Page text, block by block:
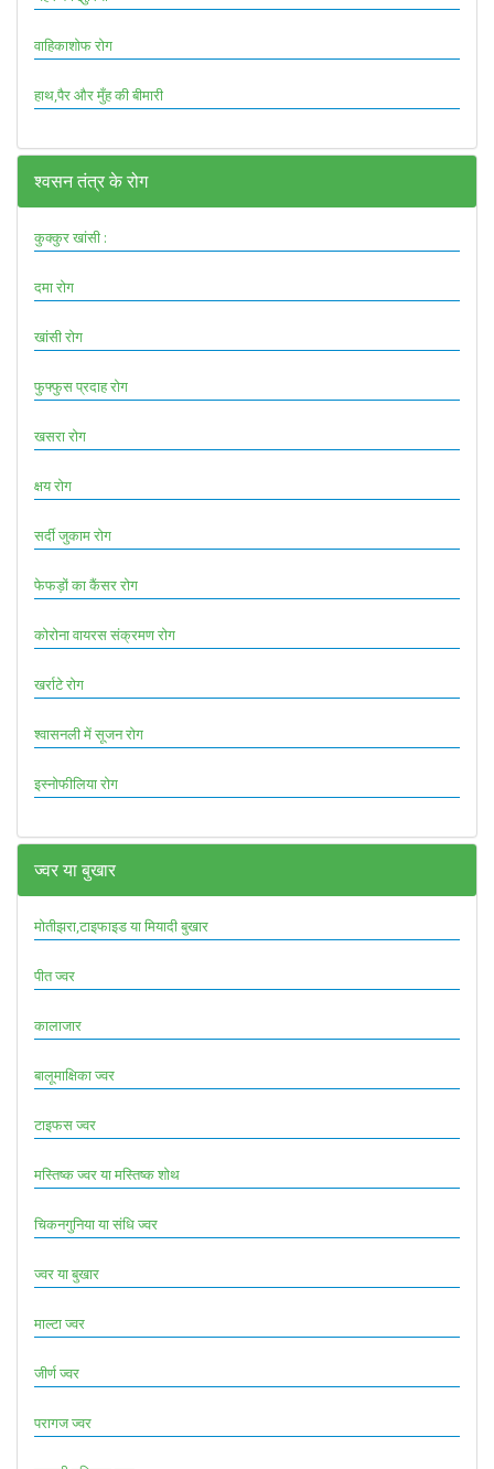
वाहिकाशोफ रोग
हाथ,पैर और मुँह की बीमारी
श्वसन तंत्र के रोग
कुक्कुर खांसी :
दमा रोग
खांसी रोग
फुफ्फुस प्रदाह रोग
खसरा रोग
क्षय रोग
सर्दी जुकाम रोग
फेफड़ों का कैंसर रोग
कोरोना वायरस संक्रमण रोग
खर्राटे रोग
श्वासनली में सूजन रोग
इस्नोफीलिया रोग
ज्वर या बुखार
मोतीझरा,टाइफाइड या मियादी बुखार
पीत ज्वर
कालाजार
बालूमाक्षिका ज्वर
टाइफस ज्वर
मस्तिष्क ज्वर या मस्तिष्क शोथ
चिकनगुनिया या संधि ज्वर
ज्वर या बुखार
माल्टा ज्वर
जीर्ण ज्वर
परागज ज्वर